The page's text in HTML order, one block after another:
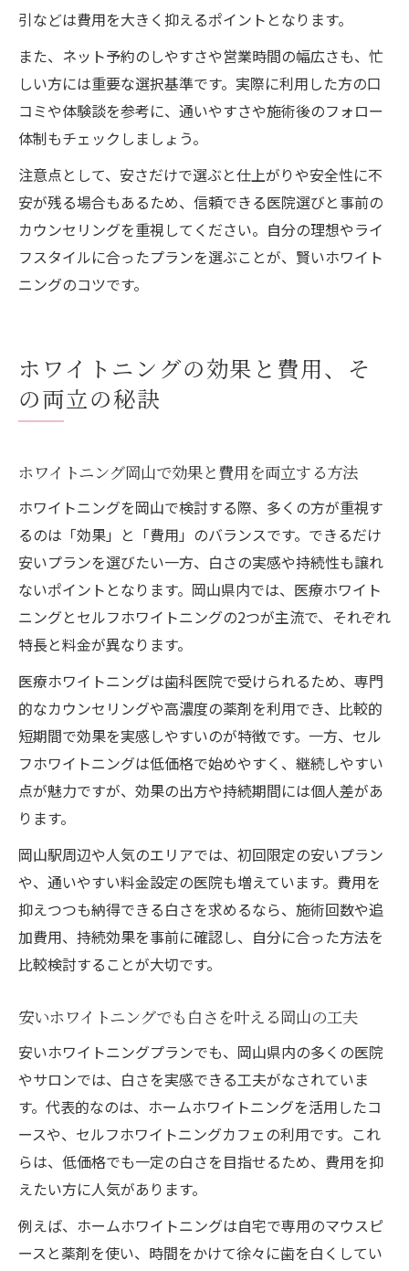
引などは費用を大きく抑えるポイントとなります。
また、ネット予約のしやすさや営業時間の幅広さも、忙
しい方には重要な選択基準です。実際に利用した方の口
コミや体験談を参考に、通いやすさや施術後のフォロー
体制もチェックしましょう。
注意点として、安さだけで選ぶと仕上がりや安全性に不
安が残る場合もあるため、信頼できる医院選びと事前の
カウンセリングを重視してください。自分の理想やライ
フスタイルに合ったプランを選ぶことが、賢いホワイト
ニングのコツです。
ホワイトニングの効果と費用、そ
の両立の秘訣
ホワイトニング岡山で効果と費用を両立する方法
ホワイトニングを岡山で検討する際、多くの方が重視す
るのは「効果」と「費用」のバランスです。できるだけ
安いプランを選びたい一方、白さの実感や持続性も譲れ
ないポイントとなります。岡山県内では、医療ホワイト
ニングとセルフホワイトニングの2つが主流で、それぞれ
特長と料金が異なります。
医療ホワイトニングは歯科医院で受けられるため、専門
的なカウンセリングや高濃度の薬剤を利用でき、比較的
短期間で効果を実感しやすいのが特徴です。一方、セル
フホワイトニングは低価格で始めやすく、継続しやすい
点が魅力ですが、効果の出方や持続期間には個人差があ
ります。
岡山駅周辺や人気のエリアでは、初回限定の安いプラン
や、通いやすい料金設定の医院も増えています。費用を
抑えつつも納得できる白さを求めるなら、施術回数や追
加費用、持続効果を事前に確認し、自分に合った方法を
比較検討することが大切です。
安いホワイトニングでも白さを叶える岡山の工夫
安いホワイトニングプランでも、岡山県内の多くの医院
やサロンでは、白さを実感できる工夫がなされていま
す。代表的なのは、ホームホワイトニングを活用したコ
ースや、セルフホワイトニングカフェの利用です。これ
らは、低価格でも一定の白さを目指せるため、費用を抑
えたい方に人気があります。
例えば、ホームホワイトニングは自宅で専用のマウスピ
ースと薬剤を使い、時間をかけて徐々に歯を白くしてい